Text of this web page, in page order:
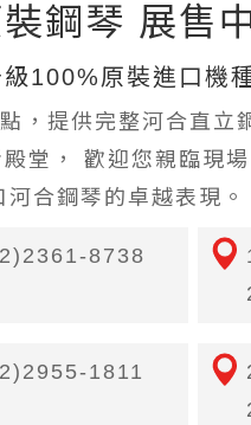
鋼琴 展售
100%原裝進口機
，提供完整河合直立
堂， 歡迎您親臨現
河合鋼琴的卓越表現。
8738
1811